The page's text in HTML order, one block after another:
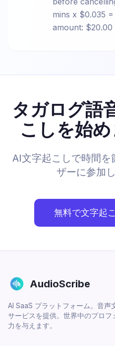
mins x $0.035
amount: $20.00
タガログ語
こしを始
AI文字起こしで時間
ザーに参加
無料で文字起
AudioScribe
AI SaaS プラットフォーム。音声
サービスを提供。世界中のプロフ
力を与えます。